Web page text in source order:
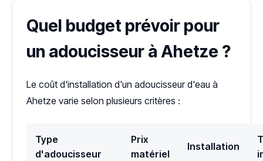
Quel budget prévoir pour
un adoucisseur à Ahetze ?
Le coût d'installation d'un adoucisseur d'eau à
Ahetze varie selon plusieurs critères :
Type
d'adoucisseur
Prix
matériel
Installation